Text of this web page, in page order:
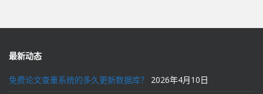
最新动态
免费论文查重系统的多久更新数据库？ 2026年4月10日